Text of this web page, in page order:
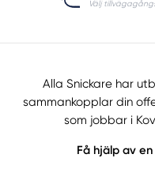
Alla Snickare har
sammankopplar din
som jobbar i
Få hjälp av